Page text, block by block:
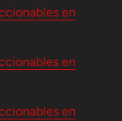
en
en
en